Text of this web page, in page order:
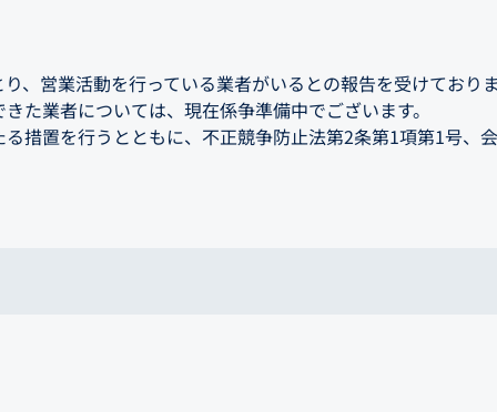
営業活動を行っている業者がいるとの報告を受けておりま
た業者については、現在係争準備中でございます。
措置を行うとともに、不正競争防止法第2条第1項第1号、